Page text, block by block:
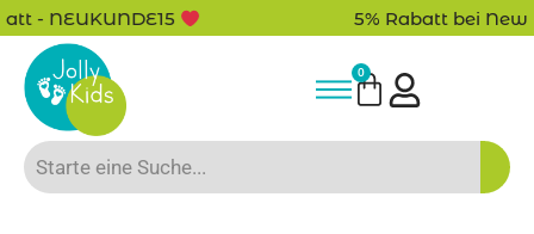
5% Rabatt bei Newsletter Anmeldung
0